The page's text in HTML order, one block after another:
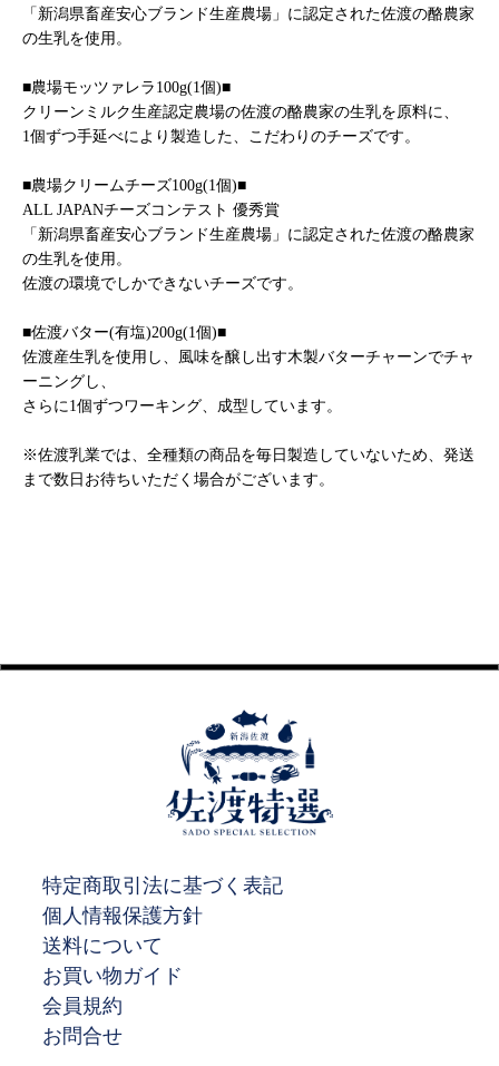
「新潟県畜産安心ブランド生産農場」に認定された佐渡の酪農家
の生乳を使用。
■農場モッツァレラ100g(1個)■
クリーンミルク生産認定農場の佐渡の酪農家の生乳を原料に、
1個ずつ手延べにより製造した、こだわりのチーズです。
■農場クリームチーズ100g(1個)■
ALL JAPANチーズコンテスト 優秀賞
「新潟県畜産安心ブランド生産農場」に認定された佐渡の酪農家
の生乳を使用。
佐渡の環境でしかできないチーズです。
■佐渡バター(有塩)200g(1個)■
佐渡産生乳を使用し、風味を醸し出す木製バターチャーンでチャ
ーニングし、
さらに1個ずつワーキング、成型しています。
※佐渡乳業では、全種類の商品を毎日製造していないため、発送
まで数日お待ちいただく場合がございます。
特定商取引法に基づく表記
個人情報保護方針
送料について
お買い物ガイド
会員規約
お問合せ